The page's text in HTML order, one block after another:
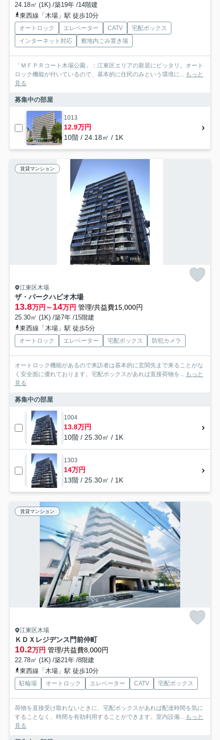
24.18㎡ (1K) /築19年 /14階建
東西線「木場」駅 徒歩10分
オートロック エレベーター CATV
宅配ボックス
インターネット対応
敷地内ごみ置き場
「ＭＦＰＲコート木場公園」：江東区エリアの新居にピッタリ。オート
ロック機能が付いているので、基本的に住民のみという環境に... もっと
見る
募集中の部屋
1013
12.9万円
10階 / 24.18㎡ / 1K
賃貸マンション
江東区木場
ザ・パークハビオ木場
13.8万円～14万円 管理/共益費15,000円
25.30㎡ (1K) /築7年 /15階建
東西線「木場」駅 徒歩5分
オートロック エレベーター 宅配ボックス 防犯カメラ
オートロック機能があるので来訪者は基本的に玄関先まで来ることがな
く安全面に優れております。宅配ボックスがあれば直接荷物を... もっと
見る
募集中の部屋
1004
13.8万円
10階 / 25.30㎡ / 1K
1303
14万円
13階 / 25.30㎡ / 1K
賃貸マンション
江東区木場
ＫＤＸレジデンス門前仲町
10.2万円 管理/共益費8,000円
22.78㎡ (1K) /築21年 /8階建
東西線「木場」駅 徒歩10分
駐輪場 オートロック エレベーター CATV 宅配ボックス
荷物を直接受け取れないときに、宅配ボックスがあれば配達時間を気に
することなく、時間を有効利用することができます。室内設備... もっと
見る